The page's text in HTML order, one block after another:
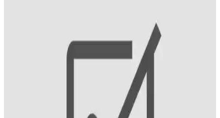
İyot içeren besinler ve güncel yaklaşımlar ile sağlıklı yaşam için
doğru seçimler yapın, deniz ürünleri ve takviyelerle iyot ihtiyacınızı
İyot İçeren Besinler ve Süpermarketlerde Bulunan
İyot, tiroid fonksiyonları ve metabolizma için önemli. Deniz
ürünleri, süt, yumurta ve iyotlu tuz gibi besinlerle günlük ihtiyacınızı